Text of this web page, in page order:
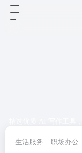
生活服务
职场办公